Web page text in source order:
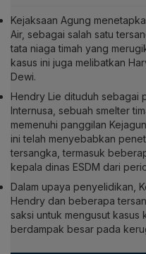
Kejaksaan Agung
Air, sebagai salah satu
tata niaga timah yang
kasus ini juga melibatkan
Dewi.
Hendry Lie dituduh sebagai
Internusa, sebuah smelter
memenuhi panggilan
ini telah menyebabkan
tersangka, termasuk
kepala dinas ESDM dari
Dalam upaya penyelidikan,
Hendry dan beberapa
saksi untuk mengusut kasus
berdampak besar pada